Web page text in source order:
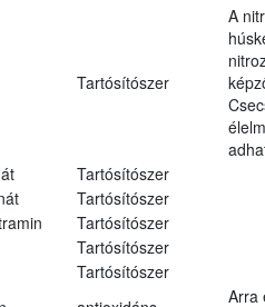
Tartósítószer
A
Tartósítószer
Tartósítószer
Tartósítószer
Tartósítószer
Tartósítószer
Arra